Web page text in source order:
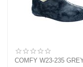
COMFY W23-235